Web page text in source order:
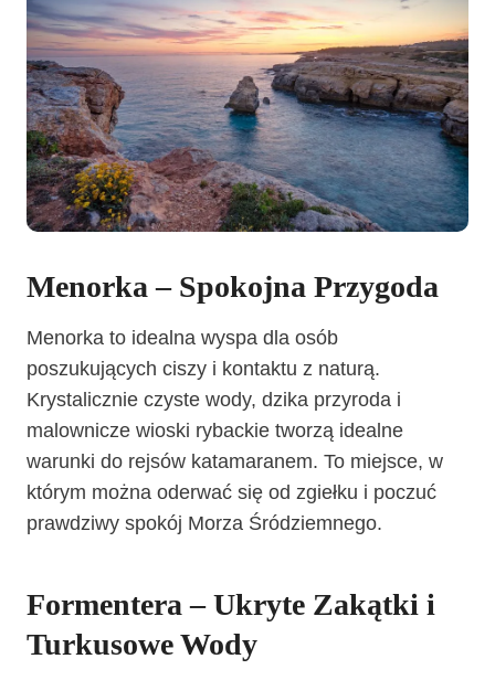
Menorka – Spokojna Przygoda
Menorka to idealna wyspa dla osób
poszukujących ciszy i kontaktu z naturą.
Krystalicznie czyste wody, dzika przyroda i
malownicze wioski rybackie tworzą idealne
warunki do rejsów katamaranem. To miejsce, w
którym można oderwać się od zgiełku i poczuć
prawdziwy spokój Morza Śródziemnego.
Formentera – Ukryte Zakątki i
Turkusowe Wody